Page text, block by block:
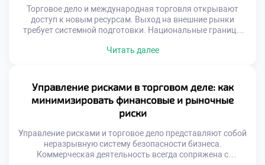
Торговое дело и международная торговля открывают
доступ к новым ресурсам. Выход на внешние рынки
требует системной подготовки. Национальные границы
создает уникальные возможности для роста. Успех
популярно дома, может не сработать за рубежом.
Понимание менталитета иностранного […]
Читать далее
Управление рисками в торговом деле: как
минимизировать финансовые и рыночные
риски
Управление рисками и торговое дело представляют собой
неразрывную систему безопасности бизнеса.
Коммерческая деятельность всегда сопряжена с